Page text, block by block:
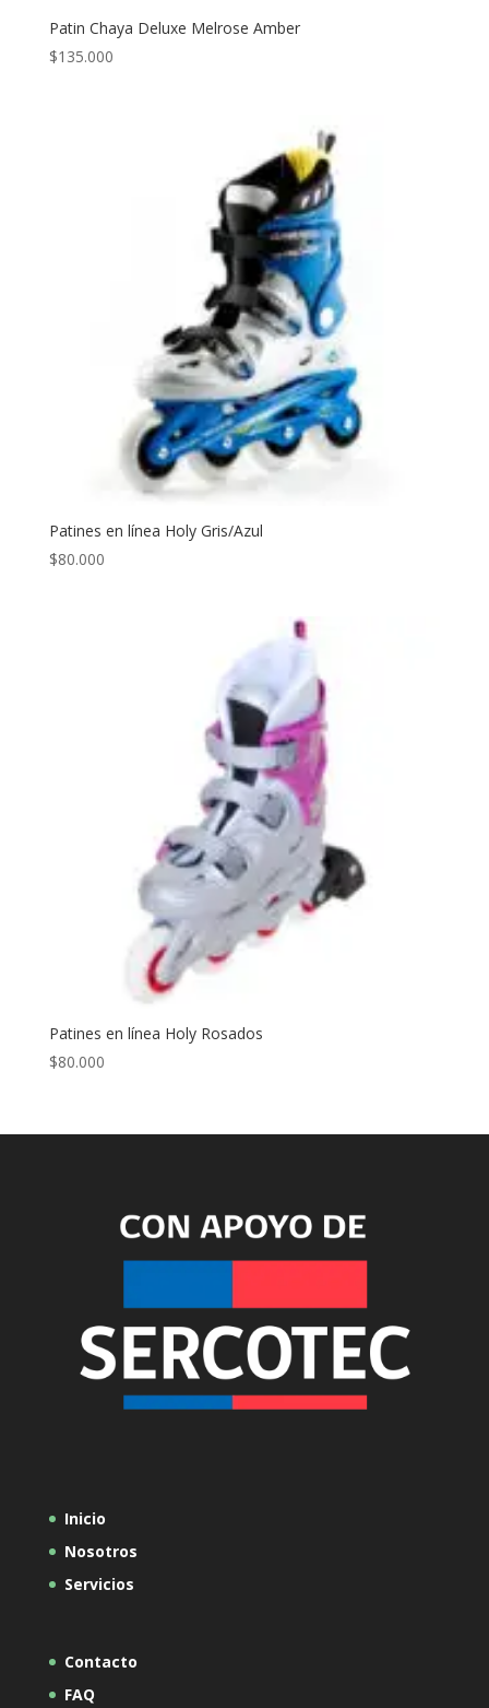
Patin Chaya Deluxe Melrose Amber
$135.000
Patines en línea Holy Gris/Azul
$80.000
Patines en línea Holy Rosados
$80.000
Inicio
Nosotros
Servicios
Contacto
FAQ